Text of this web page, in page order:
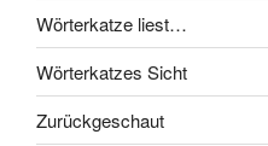
Wörterkatze liest…
Wörterkatzes Sicht
Zurückgeschaut